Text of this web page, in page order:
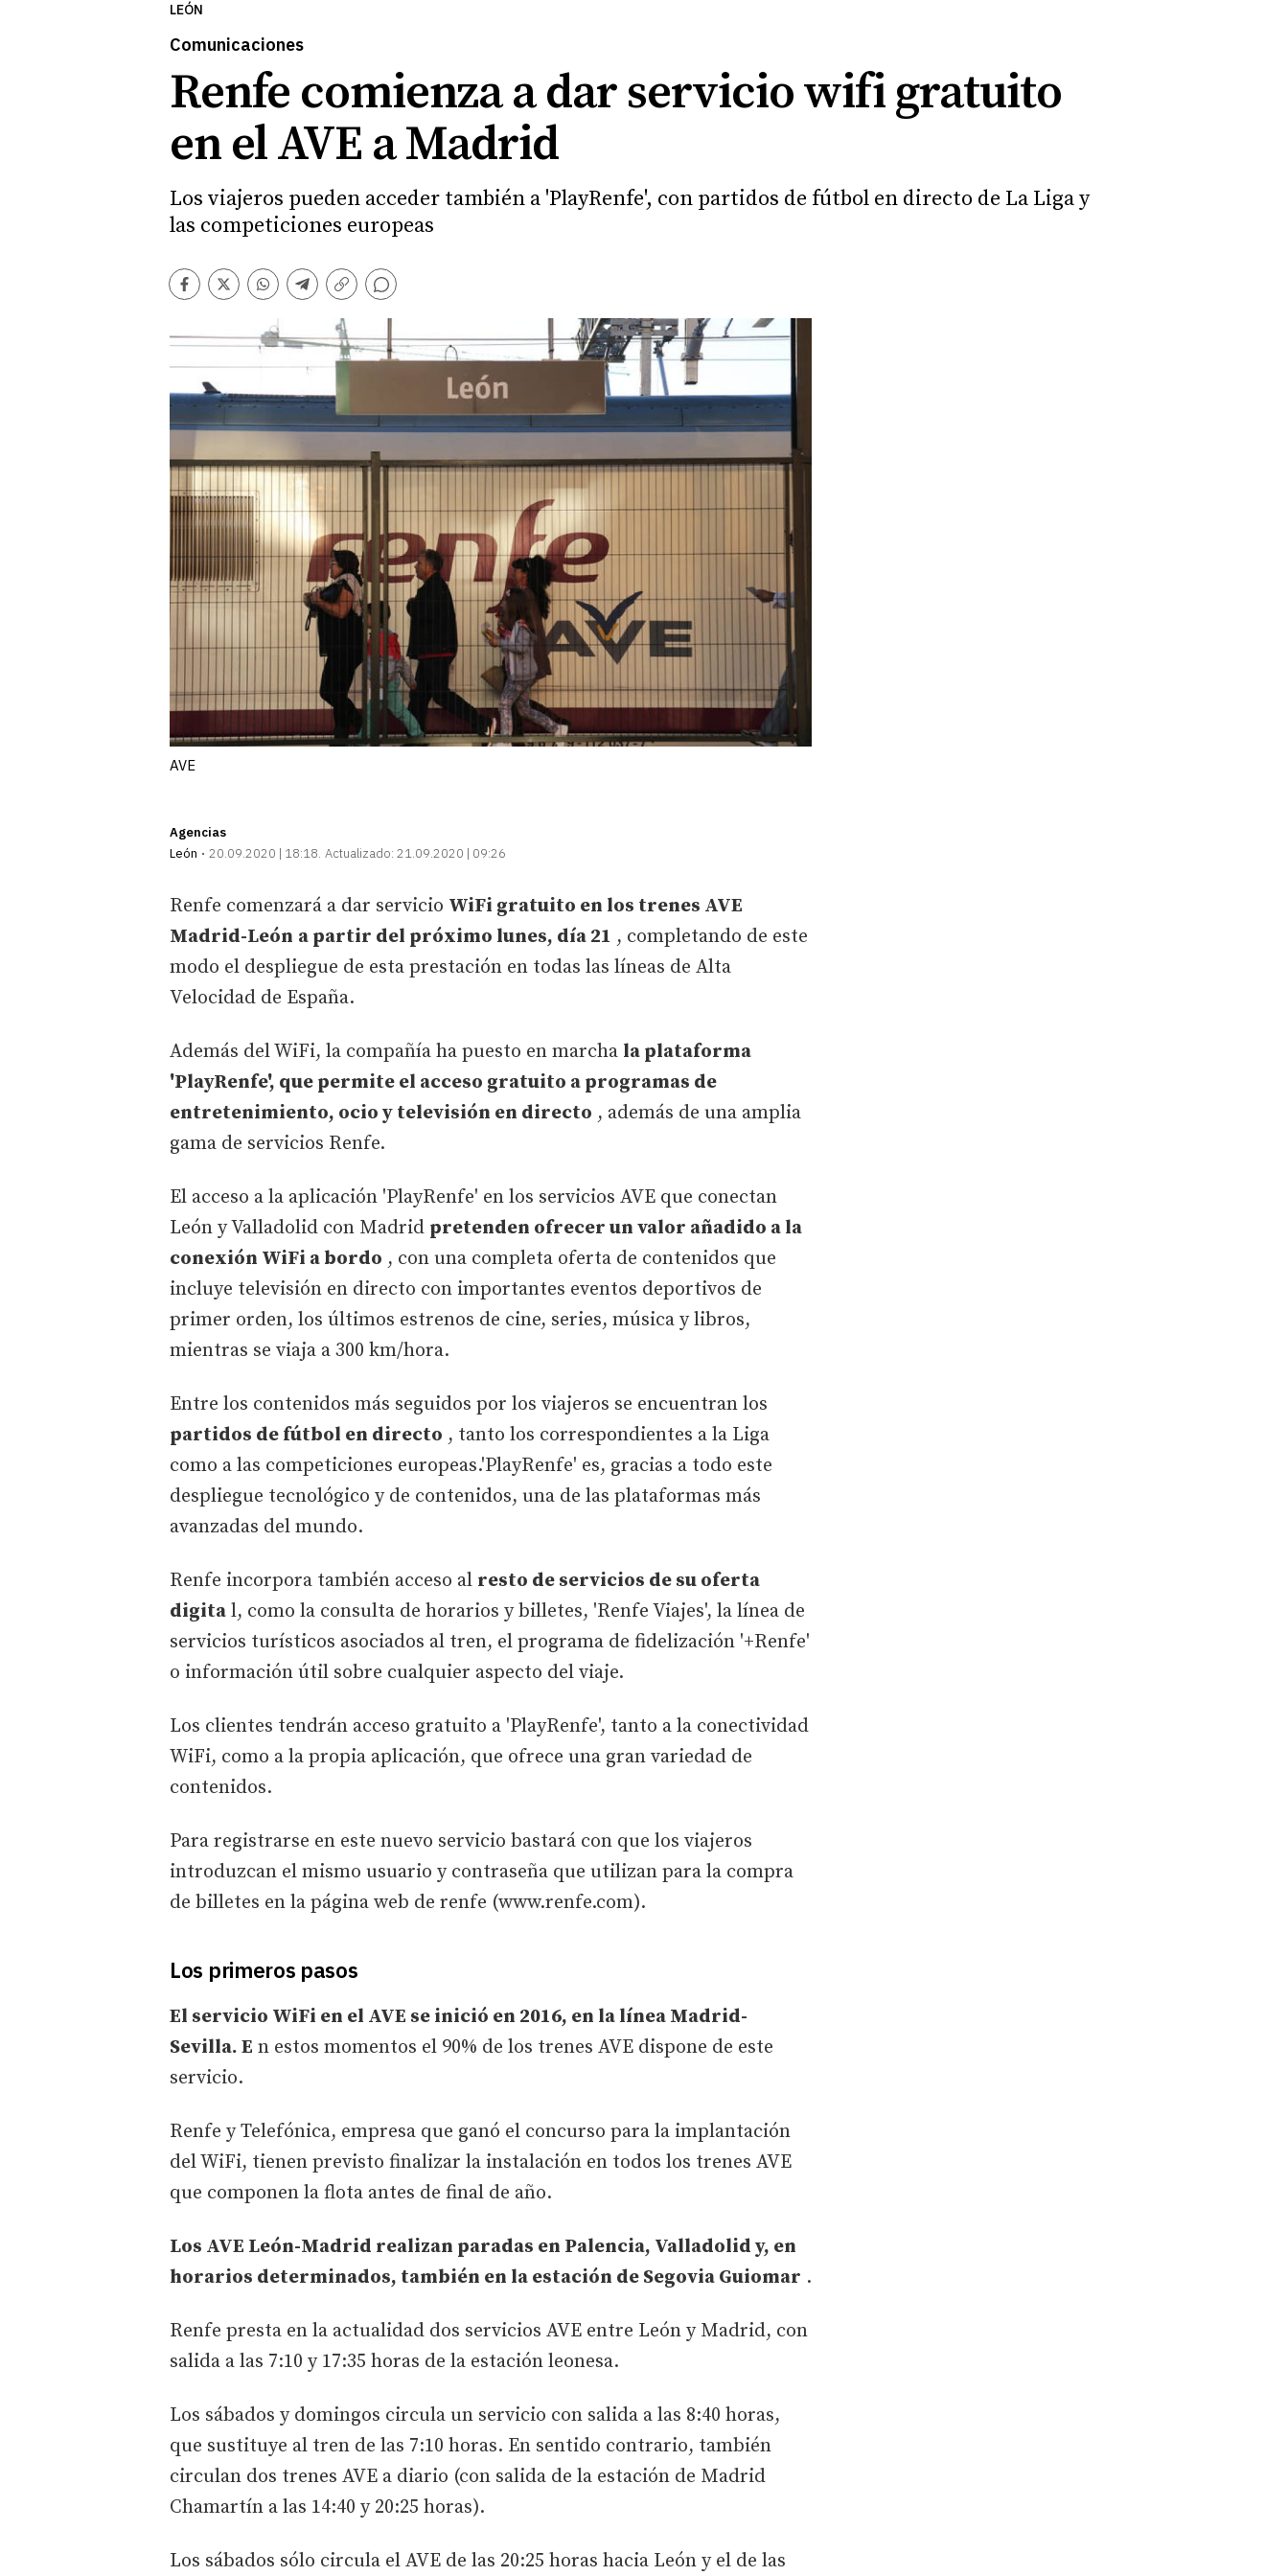
LEÓN
Comunicaciones
Renfe comienza a dar servicio wifi gratuito
en el AVE a Madrid
Los viajeros pueden acceder también a 'PlayRenfe', con partidos de fútbol en directo de La Liga y
las competiciones europeas
Facebook
TwitterWhatsapp
Telegram
Copiar
enlace
Comentarios
AVE
Agencias
León
20.09.2020 | 18:18 Actualizado: 21.09.2020 | 09:26
Renfe comenzará a dar servicio WiFi gratuito en los trenes AVE
Madrid-León a partir del próximo lunes, día 21 , completando de este
modo el despliegue de esta prestación en todas las líneas de Alta
Velocidad de España.
Además del WiFi, la compañía ha puesto en marcha la plataforma
'PlayRenfe', que permite el acceso gratuito a programas de
entretenimiento, ocio y televisión en directo , además de una amplia
gama de servicios Renfe.
El acceso a la aplicación 'PlayRenfe' en los servicios AVE que conectan
León y Valladolid con Madrid pretenden ofrecer un valor añadido a la
conexión WiFi a bordo , con una completa oferta de contenidos que
incluye televisión en directo con importantes eventos deportivos de
primer orden, los últimos estrenos de cine, series, música y libros,
mientras se viaja a 300 km/hora.
Entre los contenidos más seguidos por los viajeros se encuentran los
partidos de fútbol en directo , tanto los correspondientes a la Liga
como a las competiciones europeas.'PlayRenfe' es, gracias a todo este
despliegue tecnológico y de contenidos, una de las plataformas más
avanzadas del mundo.
Renfe incorpora también acceso al resto de servicios de su oferta
digita l, como la consulta de horarios y billetes, 'Renfe Viajes', la línea de
servicios turísticos asociados al tren, el programa de fidelización '+Renfe'
o información útil sobre cualquier aspecto del viaje.
Los clientes tendrán acceso gratuito a 'PlayRenfe', tanto a la conectividad
WiFi, como a la propia aplicación, que ofrece una gran variedad de
contenidos.
Para registrarse en este nuevo servicio bastará con que los viajeros
introduzcan el mismo usuario y contraseña que utilizan para la compra
de billetes en la página web de renfe (www.renfe.com).
Los primeros pasos
El servicio WiFi en el AVE se inició en 2016, en la línea Madrid-
Sevilla. E n estos momentos el 90% de los trenes AVE dispone de este
servicio.
Renfe y Telefónica, empresa que ganó el concurso para la implantación
del WiFi, tienen previsto finalizar la instalación en todos los trenes AVE
que componen la flota antes de final de año.
Los AVE León-Madrid realizan paradas en Palencia, Valladolid y, en
horarios determinados, también en la estación de Segovia Guiomar .
Renfe presta en la actualidad dos servicios AVE entre León y Madrid, con
salida a las 7:10 y 17:35 horas de la estación leonesa.
Los sábados y domingos circula un servicio con salida a las 8:40 horas,
que sustituye al tren de las 7:10 horas. En sentido contrario, también
circulan dos trenes AVE a diario (con salida de la estación de Madrid
Chamartín a las 14:40 y 20:25 horas).
Los sábados sólo circula el AVE de las 20:25 horas hacia León y el de las